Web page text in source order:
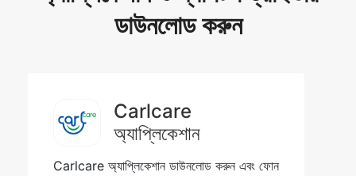
ডাউনলোড করুন
Carlcare
অ্যাপ্লিকেশান
Carlcare অ্যাপ্লিকেশান ডাউনলোড করুন এবং ফোন